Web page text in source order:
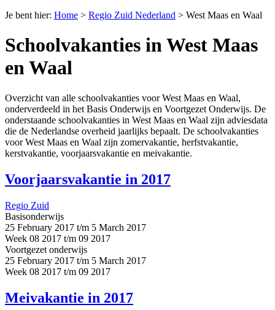
Je bent hier: Home > Regio Zuid Nederland > West Maas en Waal
Schoolvakanties in West Maas
en Waal
Overzicht van alle schoolvakanties voor West Maas en Waal,
onderverdeeld in het Basis Onderwijs en Voortgezet Onderwijs. De
onderstaande schoolvakanties in West Maas en Waal zijn adviesdata
die de Nederlandse overheid jaarlijks bepaalt. De schoolvakanties
voor West Maas en Waal zijn zomervakantie, herfstvakantie,
kerstvakantie, voorjaarsvakantie en meivakantie.
Voorjaarsvakantie in 2017
Regio Zuid
Basisonderwijs
25 February 2017 t/m 5 March 2017
Week 08 2017 t/m 09 2017
Voortgezet onderwijs
25 February 2017 t/m 5 March 2017
Week 08 2017 t/m 09 2017
Meivakantie in 2017